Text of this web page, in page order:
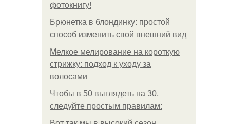
фотокнигу!
Брюнетка в блондинку: простой
способ изменить свой внешний вид
Мелкое мелирование на короткую
стрижку: подход к уходу за
волосами
Чтобы в 50 выглядеть на 30,
следуйте простым правилам: